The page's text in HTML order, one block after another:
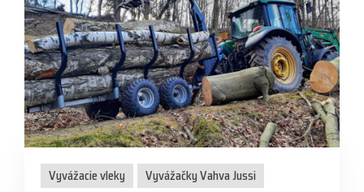
Vyvážacie vleky
Vyvážačky Vahva Jussi